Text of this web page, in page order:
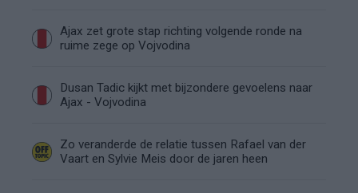
Ajax zet grote stap richting volgende ronde na
ruime zege op Vojvodina
Dusan Tadic kijkt met bijzondere gevoelens naar
Ajax - Vojvodina
Zo veranderde de relatie tussen Rafael van der
Vaart en Sylvie Meis door de jaren heen